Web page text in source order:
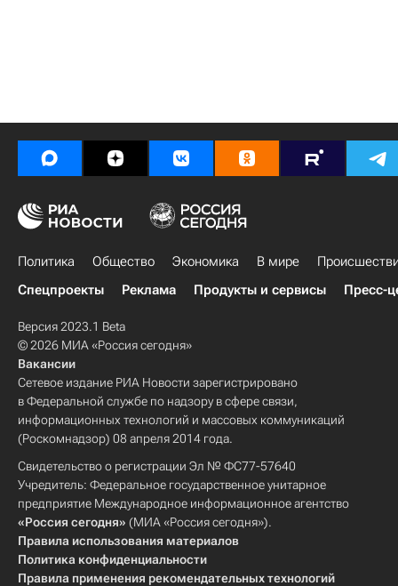
Политика Общество Экономика В мире
Спецпроекты
Реклама Продукты и сервисы Пресс-
Версия 2023.1 Beta
© 2026 МИА «Россия сегодня»
Вакансии
Сетевое издание РИА Новости зарегистрировано
в Федеральной службе по надзору в сфере связи,
информационных технологий и массовых коммуникаций
(Роскомнадзор) 08 апреля 2014 года.
Свидетельство о регистрации Эл № ФС77-57640
Учредитель: Федеральное государственное унитарное
предприятие Международное информационное агентство
«Россия сегодня» (МИА «Россия сегодня»).
Правила использования материалов
Политика конфиденциальности
Правила применения рекомендательных технологий